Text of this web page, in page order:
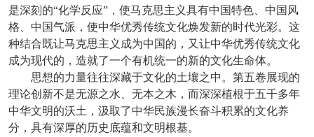
是深刻的“化学反应”，使马克思主义具有中国特色、中国风
格、中国气派，使中华优秀传统文化焕发新的时代光彩。这
种结合既让马克思主义成为中国的，又让中华优秀传统文化
成为现代的，造就了一个有机统一的新的文化生命体。
思想的力量往往深藏于文化的土壤之中。第五卷展现的
理论创新不是无源之水、无本之木，而深深植根于五千多年
中华文明的沃土，汲取了中华民族漫长奋斗积累的文化养
分，具有深厚的历史底蕴和文明根基。